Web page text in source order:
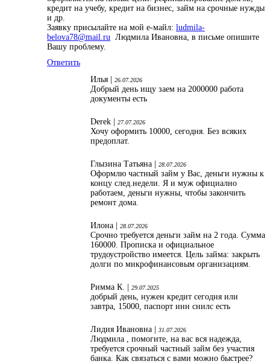
кредит на учебу, кредит на бизнес, займ на срочные нужды
и др.
Заявку присылайте на мой е-майл: ludmila-
belova78@mail.ru Людмила Ивановна, в письме опишите
Вашу проблему.
Ответить
Илья |
26.07.2026
Добрый день ищу заем на 2000000 работа
документы есть
Derek | 27.07.2026
Хочу оформить 10000, сегодня. Без всяких
предоплат.
Глызина Татьяна | 28.07.2026
Оформлю частный займ у Вас, деньги нужны к
концу след.недели. Я и муж официално
работаем, деньги нужны, чтобы закончить
ремонт дома.
Илона | 28.07.2026
Срочно требуется деньги займ на 2 года. Сумма
160000. Прописка и официальное
трудоустройство имеется. Цель займа: закрыть
долги по микрофинансовым организациям.
Римма К. | 29.07.2025
добрый день, нужен кредит сегодня или
завтра, 15000, паспорт инн снилс есть
Лидия Ивановна | 31.07.2026
Людмила , помогите, на вас вся надежда,
требуется срочный частный займ без участия
банка. Как связаться с вами можно быстрее?